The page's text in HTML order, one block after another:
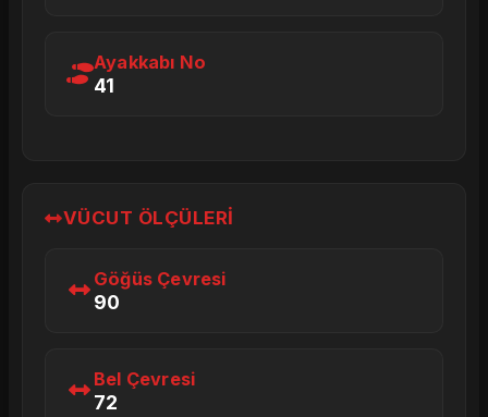
Ayakkabı No
41
VÜCUT ÖLÇÜLERI
Göğüs Çevresi
90
Bel Çevresi
72